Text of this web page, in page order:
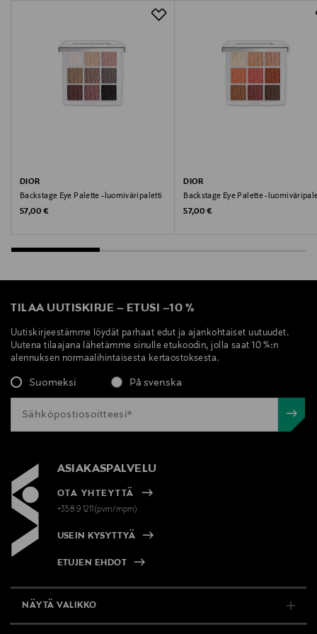
Valmistajan osoite
29 Avenue Montaigne, 75008 Paris, France
Avainsanat
Dior, Diorshow , luomiväri, silmät,meikit
DIOR
Backstage Eye Palette -luomiväripaletti
Original Price
57,00 €
DIOR
Backstage Eye Palette -
Original Price
57,00 €
TILAA UUTISKIRJE – ETUSI –10 %
Uutiskirjeestämme löydät parhaat edut ja ajankohtaiset uutuudet.
Uutena tilaajana lähetämme sinulle etukoodin, jolla saat 10 %:n
alennuksen normaalihintaisesta kertaostoksesta.
Suomeksi På svenska
ASIAKASPALVELU
OTA YHTEYTTÄ
+358 9 1211(pvm/mpm)
USEIN KYSYTTYÄ
ETUJEN EHDOT
NÄYTÄ VALIKKO